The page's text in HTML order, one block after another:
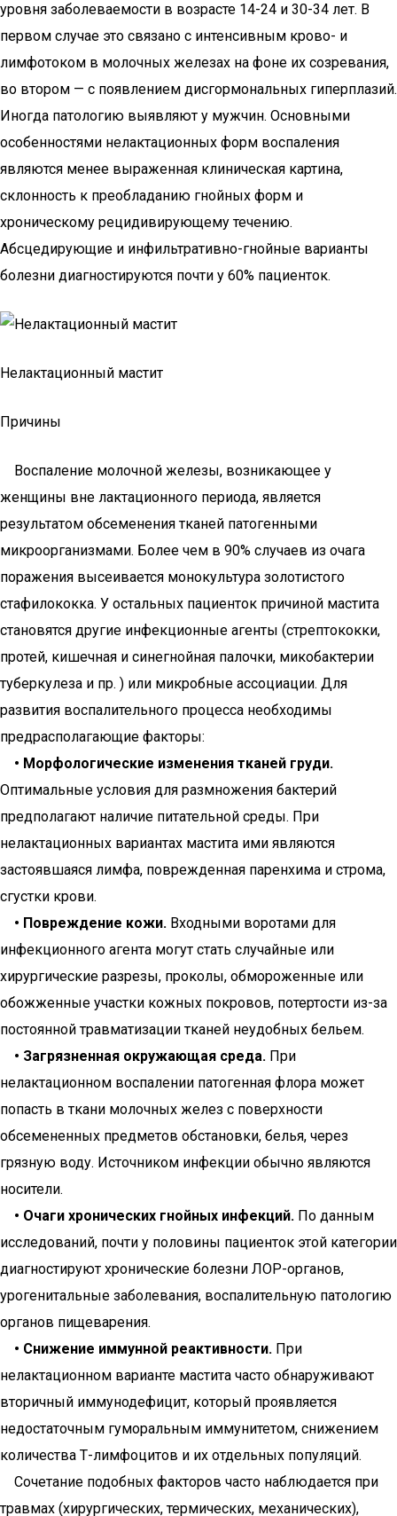
уровня заболеваемости в возрасте 14-24 и 30-34 лет. В
первом случае это связано с интенсивным крово- и
лимфотоком в молочных железах на фоне их созревания,
во втором — с появлением дисгормональных гиперплазий.
Иногда патологию выявляют у мужчин. Основными
особенностями нелактационных форм воспаления
являются менее выраженная клиническая картина,
склонность к преобладанию гнойных форм и
хроническому рецидивирующему течению.
Абсцедирующие и инфильтративно-гнойные варианты
болезни диагностируются почти у 60% пациенток.
Нелактационный мастит
Причины
Воспаление молочной железы, возникающее у
женщины вне лактационного периода, является
результатом обсеменения тканей патогенными
микроорганизмами. Более чем в 90% случаев из очага
поражения высеивается монокультура золотистого
стафилококка. У остальных пациенток причиной мастита
становятся другие инфекционные агенты (стрептококки,
протей, кишечная и синегнойная палочки, микобактерии
туберкулеза и пр. ) или микробные ассоциации. Для
развития воспалительного процесса необходимы
предрасполагающие факторы:
• Морфологические изменения тканей груди.
Оптимальные условия для размножения бактерий
предполагают наличие питательной среды. При
нелактационных вариантах мастита ими являются
застоявшаяся лимфа, поврежденная паренхима и строма,
сгустки крови.
• Повреждение кожи. Входными воротами для
инфекционного агента могут стать случайные или
хирургические разрезы, проколы, обмороженные или
обожженные участки кожных покровов, потертости из-за
постоянной травматизации тканей неудобных бельем.
• Загрязненная окружающая среда. При
нелактационном воспалении патогенная флора может
попасть в ткани молочных желез с поверхности
обсемененных предметов обстановки, белья, через
грязную воду. Источником инфекции обычно являются
носители.
• Очаги хронических гнойных инфекций. По данным
исследований, почти у половины пациенток этой категории
диагностируют хронические болезни ЛОР-органов,
урогенитальные заболевания, воспалительную патологию
органов пищеварения.
• Снижение иммунной реактивности. При
нелактационном варианте мастита часто обнаруживают
вторичный иммунодефицит, который проявляется
недостаточным гуморальным иммунитетом, снижением
количества Т-лимфоцитов и их отдельных популяций.
Сочетание подобных факторов часто наблюдается при
травмах (хирургических, термических, механических),